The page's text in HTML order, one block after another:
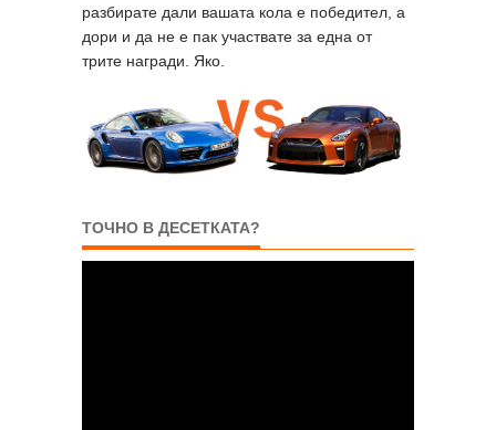
разбирате дали вашата кола е победител, а
дори и да не е пак участвате за една от
трите награди. Яко.
ТОЧНО В ДЕСЕТКАТА?